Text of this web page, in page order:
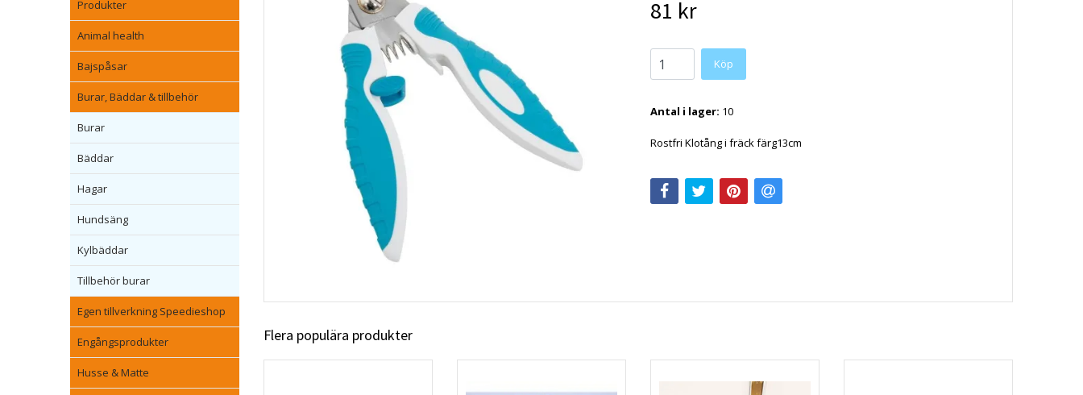
Produkter
Animal health
Bajspåsar
Burar, Bäddar & tillbehör
Burar
Bäddar
Hagar
Hundsäng
Kylbäddar
Tillbehör burar
Egen tillverkning Speedieshop
Engångsprodukter
Husse & Matte
81 kr
Köp
Antal i lager: 10
Rostfri Klotång i fräck färg13cm
Flera populära produkter